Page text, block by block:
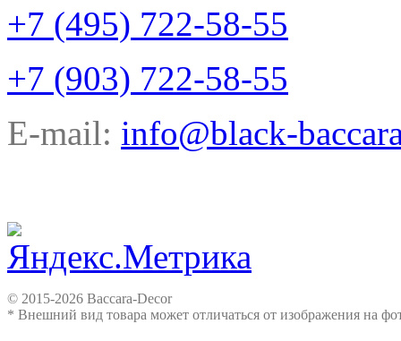
+7 (495) 722-58-55
+7 (903) 722-58-55
E-mail: info@black-
© 2015-2026 Baccara-Decor
* Внешний вид товара может отличаться от изображения на